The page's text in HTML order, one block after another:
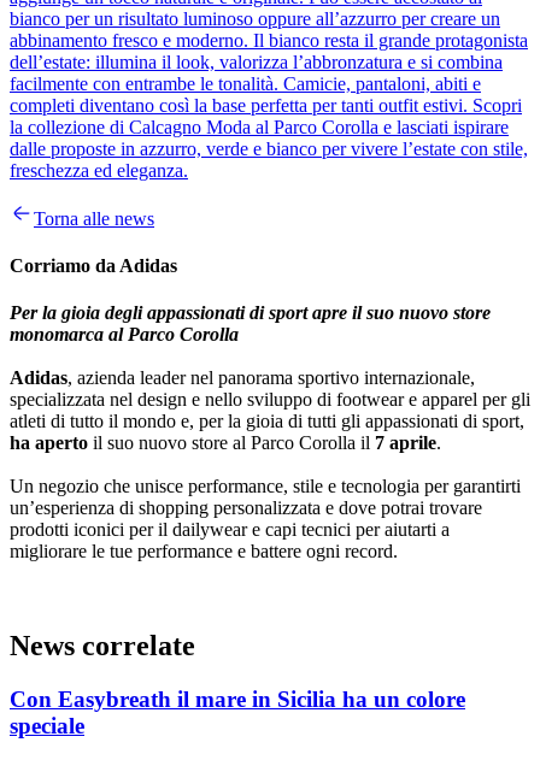
bianco per un risultato luminoso oppure all’azzurro per creare un
abbinamento fresco e moderno. Il bianco resta il grande protagonista
dell’estate: illumina il look, valorizza l’abbronzatura e si combina
facilmente con entrambe le tonalità. Camicie, pantaloni, abiti e
completi diventano così la base perfetta per tanti outfit estivi. Scopri
la collezione di Calcagno Moda al Parco Corolla e lasciati ispirare
dalle proposte in azzurro, verde e bianco per vivere l’estate con stile,
freschezza ed eleganza.
Torna alle news
Corriamo da Adidas
Per la gioia degli appassionati di sport apre il suo nuovo store
monomarca al Parco Corolla
Adidas, azienda leader nel panorama sportivo internazionale,
specializzata nel design e nello sviluppo di footwear e apparel per gli
atleti di tutto il mondo e, per la gioia di tutti gli appassionati di sport,
ha aperto il suo nuovo store al Parco Corolla il 7 aprile.
Un negozio che unisce performance, stile e tecnologia per garantirti
un’esperienza di shopping personalizzata e dove potrai trovare
prodotti iconici per il dailywear e capi tecnici per aiutarti a
migliorare le tue performance e battere ogni record.
News correlate
Con Easybreath il mare in Sicilia ha un colore
speciale